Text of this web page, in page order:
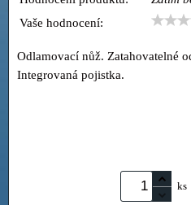
Vaše hodnocení:
Odlamovací nůž. Zatahovatelné
Integrovaná pojistka.
ks